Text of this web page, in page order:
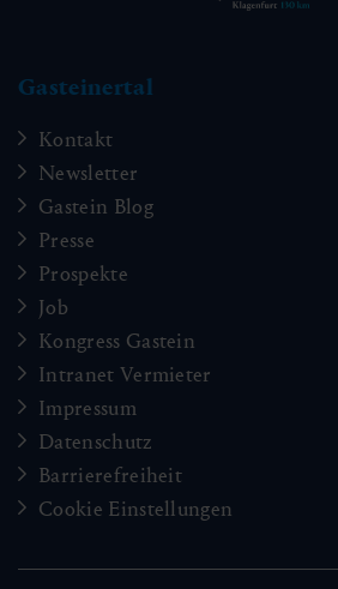
Gasteinertal
Kontakt
Newsletter
Gastein Blog
Presse
Prospekte
Job
Kongress Gastein
Intranet Vermieter
Impressum
Datenschutz
Barrierefreiheit
Cookie Einstellungen